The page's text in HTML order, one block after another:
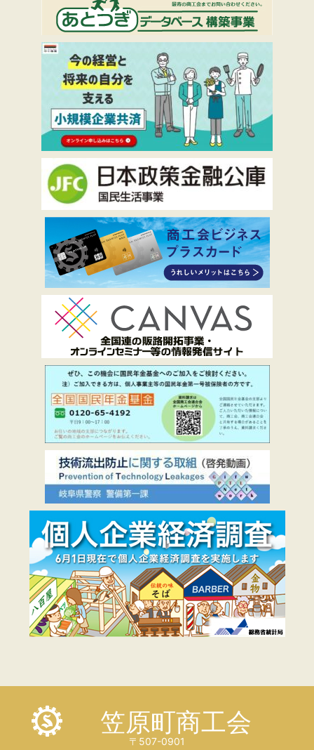
笠原町商工会
〒507-0901